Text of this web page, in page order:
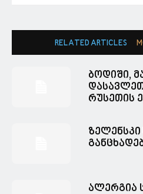
RELATED ARTICLES
ბოდიში,
რუსეთის
ზელენსკი
ალერგია